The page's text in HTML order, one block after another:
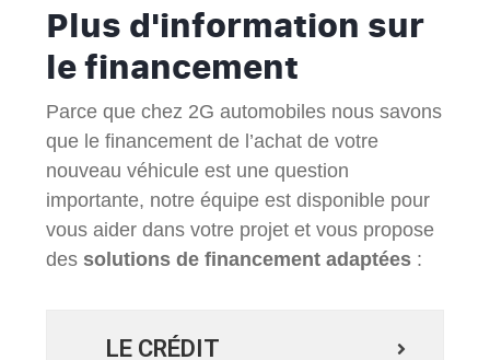
Plus d'information sur
le financement
Parce que chez 2G automobiles nous savons
que le financement de l’achat de votre
nouveau véhicule est une question
importante, notre équipe est disponible pour
vous aider dans votre projet et vous propose
des solutions de financement adaptées :
LE CRÉDIT